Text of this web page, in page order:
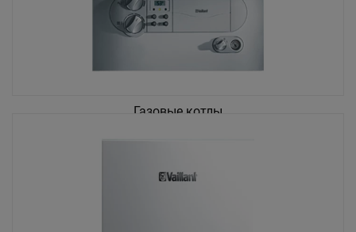
Газовые котлы